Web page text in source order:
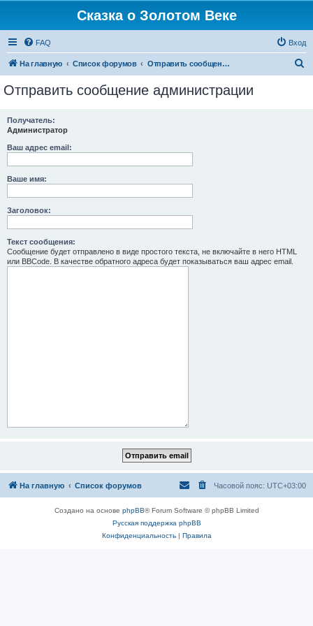
Сказка о Золотом Веке
FAQ Вход
На главную Список форумов Отправить сообщение администрации
Отправить сообщение администрации
Получатель:
Администратор
Ваш адрес email:
Ваше имя:
Заголовок:
Текст сообщения:
Сообщение будет отправлено в виде простого текста, не включайте в него HTML
или BBCode. В качестве обратного адреса будет показываться ваш адрес email.
На главную Список форумов Часовой пояс: UTC+03:00
Создано на основе phpBB® Forum Software © phpBB Limited
Русская поддержка phpBB
Конфиденциальность| Правила